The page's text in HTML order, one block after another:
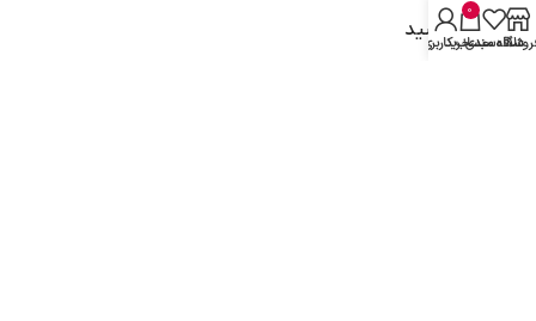
با ما همراه باشید
علاقه مندی
0
سبد خرید
حساب کاربری من